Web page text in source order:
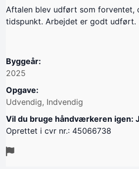
Aftalen blev udført som
tidspunkt. Arbejdet er godt udført.
Byggeår:
2025
Opgave:
Udvendig, Indvendig
Vil du bruge håndværkeren igen:
Oprettet i cvr nr.: 45066738